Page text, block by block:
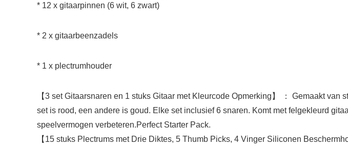
* 12 x gitaarpinnen (6 wit, 6 zwart)
* 2 x gitaarbeenzadels
* 1 x plectrumhouder
【3 set Gitaarsnaren en 1 stuks Gitaar met Kleurcode Opmerking】 ： Gemaakt
set is rood, een andere is goud. Elke set inclusief 6 snaren. Komt met felgekleurd
speelvermogen verbeteren.Perfect Starter Pack.
【15 stuks Plectrums met Drie Diktes, 5 Thumb Picks, 4 Vinger Siliconen